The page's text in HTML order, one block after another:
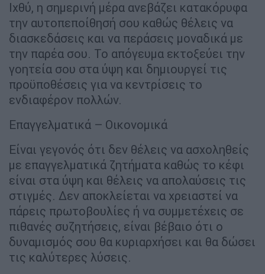
Ιχθύ, η σημερινή μέρα ανεβάζει κατακόρυφα
την αυτοπεποίθησή σου καθώς θέλεις να
διασκεδάσεις και να περάσεις μοναδικά με
την παρέα σου. Το απόγευμα εκτοξεύει την
γοητεία σου στα ύψη και δημιουργεί τις
προϋποθέσεις για να κεντρίσεις το
ενδιαφέρον πολλών.
Επαγγελματικά – Οικονομικά
Είναι γεγονός ότι δεν θέλεις να ασχοληθείς
με επαγγελματικά ζητήματα καθώς το κέφι
είναι στα ύψη και θέλεις να απολαύσεις τις
στιγμές. Δεν αποκλείεται να χρειαστεί να
πάρεις πρωτοβουλίες ή να συμμετέχεις σε
πιθανές συζητήσεις, είναι βέβαιο ότι ο
δυναμισμός σου θα κυριαρχήσει και θα δώσει
τις καλύτερες λύσεις.